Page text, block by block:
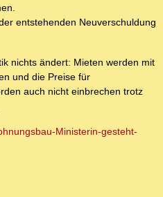
entstehenden Neuverschuldung
nichts ändert: Mieten werden mit
und die Preise für
auch nicht einbrechen trotz
Ministerin-gesteht-